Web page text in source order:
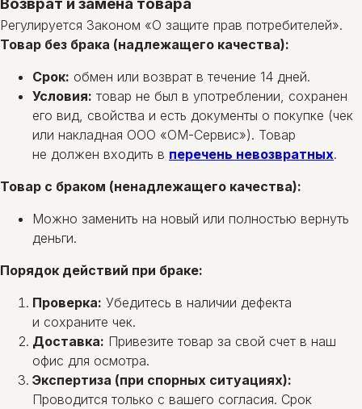
Регулируется Законом «О защите прав потребителей».
Товар без брака (надлежащего качества):
Срок: обмен или возврат в течение 14 дней.
Условия: товар не был в употреблении, сохранен
его вид, свойства и есть документы о покупке (чек
или накладная ООО «ОМ-Сервис»). Товар
не должен входить в перечень невозвратных.
Товар с браком (ненадлежащего качества):
Можно заменить на новый или полностью вернуть
деньги.
Порядок действий при браке:
Проверка: Убедитесь в наличии дефекта
и сохраните чек.
Доставка: Привезите товар за свой счет в наш
офис для осмотра.
Экспертиза (при спорных ситуациях):
Проводится только с вашего согласия. Срок